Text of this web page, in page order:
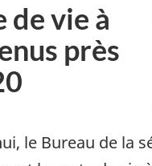
vie à
près
le Bureau de la